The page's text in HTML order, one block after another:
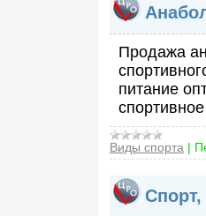
Продажа
питание
Виды спорта |